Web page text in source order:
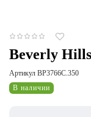
Beverly
Артикул BP3766C.350
В наличии